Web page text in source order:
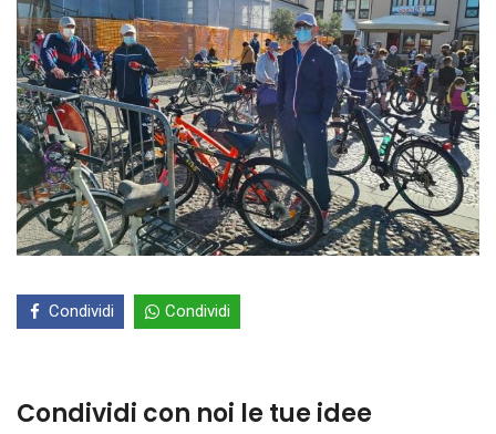
Condividi Condividi
Condividi con noi le tue idee